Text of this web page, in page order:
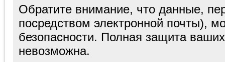
Обратите внимание, что данные,
посредством электронной почты),
безопасности. Полная защита
невозможна.